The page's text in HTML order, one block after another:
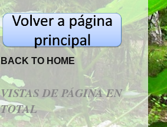
BACK TO HOME
VISTAS DE PÁGINA EN
TOTAL